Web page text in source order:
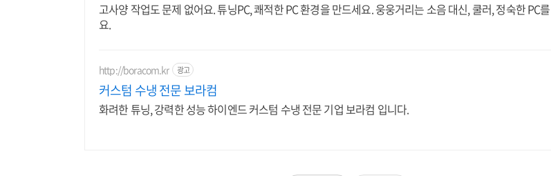
고사양 작업도 문제 없어요. 튜닝PC, 쾌적한 PC 환경을 만드세요. 웅웅거리는 소음 대신, 쿨러, 정숙한 PC
요.
http://boracom.kr 광고
커스텀 수냉 전문 보라컴
화려한 튜닝, 강력한 성능 하이엔드 커스텀 수냉 전문 기업 보라컴 입니다.